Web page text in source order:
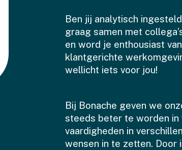
Ben jij analytisch
graag samen met
en word je enthousiast
klantgerichte
wellicht iets voor jou!
Bij Bonache geven we
steeds beter te worden in
vaardigheden in
wensen in te zetten. Door